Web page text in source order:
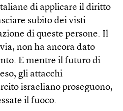
di applicare il diritto
subito dei visti
di queste persone. Il
non ha ancora dato
E mentre il futuro di
gli attacchi
israeliano proseguono,
il fuoco.